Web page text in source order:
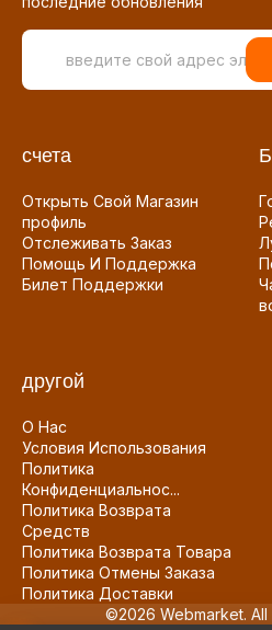
счета
Открыть Свой Магазин
профиль
Отслеживать Заказ
Помощь И Поддержка
Билет Поддержки
другой
О Нас
Условия Использования
Политика
Конфиденциальнос...
Политика Возврата
Средств
Политика Возврата Товара
Политика Отмены Заказа
Политика Доставки
©2026 Webmarket.